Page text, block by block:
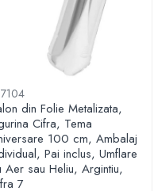
din Folie Metalizata,
Cifra, Tema
100 cm, Ambalaj
Pai inclus, Umflare
Aer sau Heliu, Argintiu,
7